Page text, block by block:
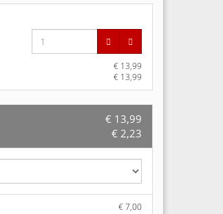
€ 13,99
€ 13,99
€ 13,99
€ 2,23
€ 7,00